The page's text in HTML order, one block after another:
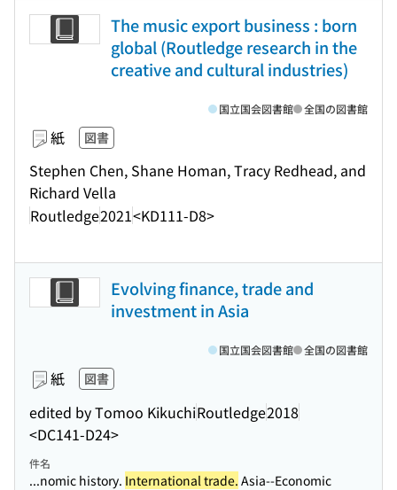
The music export business : born
global (Routledge research in the
creative and cultural industries)
紙 図書
Stephen Chen, Shane Homan, Tracy Redhead, and
Richard Vella
Routledge2021<KD111-D8>
国立国会図書館 全国の図書館
Evolving finance, trade and
investment in Asia
紙 図書
edited by Tomoo KikuchiRoutledge2018
<DC141-D24>
国立国会図書館 全国の図書館
件名
...nomic history. International trade. Asia--Economic